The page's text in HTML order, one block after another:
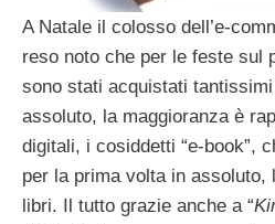
A Natale il colosso dell’e-
reso noto che per le feste sul
sono stati acquistati tantissimi
assoluto, la maggioranza è
digitali, i cosiddetti “e-book”,
per la prima volta in assoluto,
libri. Il tutto grazie anche a “